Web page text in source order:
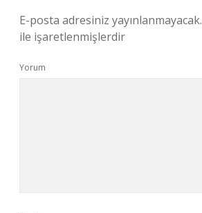
E-posta adresiniz yayınlanmayacak.
ile işaretlenmişlerdir
Yorum